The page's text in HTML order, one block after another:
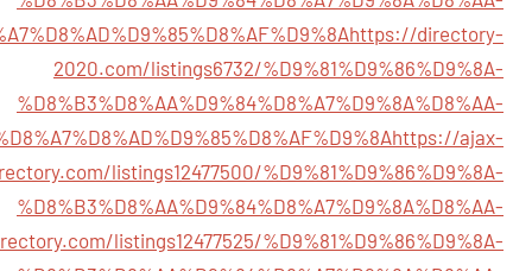
https://directory-
2020.com/listings6732/%D9%81%D9%86%D9%8A-
%D8%B3%D8%AA%D9%84%D8%A7%D9%8A%D8%AA-
https://ajax-
listings12477500/%D9%81%D9%86%D9%8A-
%D8%B3%D8%AA%D9%84%D8%A7%D9%8A%D8%AA-
listings12477525/%D9%81%D9%86%D9%8A-